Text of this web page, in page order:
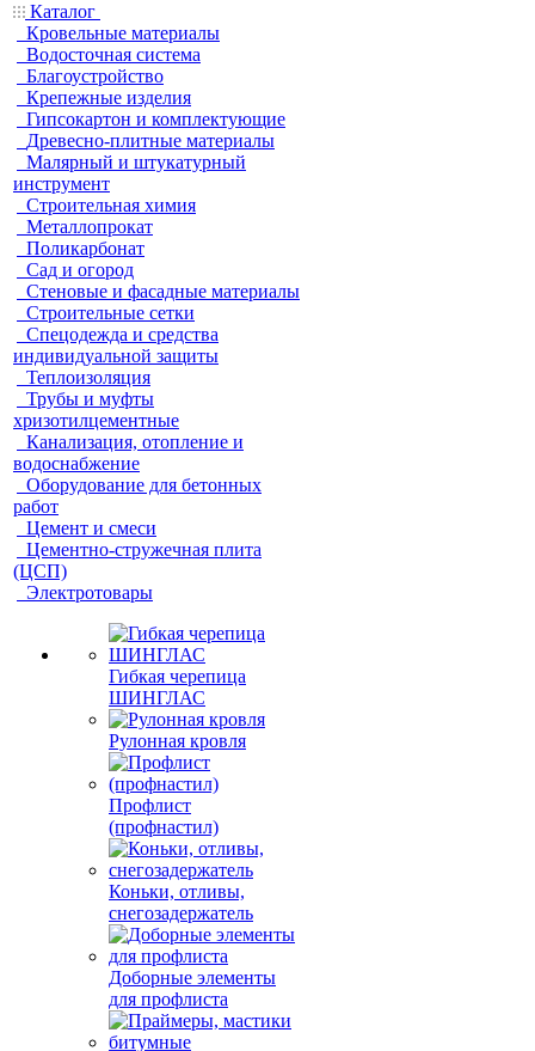
Каталог
Кровельные материалы
Водосточная система
Благоустройство
Крепежные изделия
Гипсокартон и комплектующие
Древесно-плитные материалы
Малярный и штукатурный
инструмент
Строительная химия
Металлопрокат
Поликарбонат
Сад и огород
Стеновые и фасадные материалы
Строительные сетки
Спецодежда и средства
индивидуальной защиты
Теплоизоляция
Трубы и муфты
хризотилцементные
Канализация, отопление и
водоснабжение
Оборудование для бетонных
работ
Цемент и смеси
Цементно-стружечная плита
(ЦСП)
Электротовары
Гибкая черепица
ШИНГЛАС
Рулонная кровля
Профлист
(профнастил)
Коньки, отливы,
снегозадержатель
Доборные элементы
для профлиста